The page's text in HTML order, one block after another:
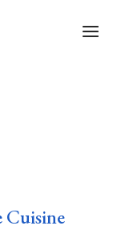
Cuisine